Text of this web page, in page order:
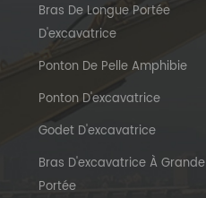
Bras De Longue Portée
D'excavatrice
Ponton De Pelle Amphibie
Ponton D'excavatrice
Godet D'excavatrice
Bras D'excavatrice À Grande
Portée